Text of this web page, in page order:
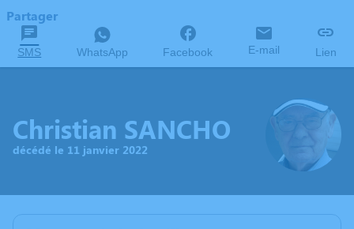
Partager
SMS WhatsApp Facebook E-mail Lien
Christian SANCHO
décédé le 11 janvier 2022